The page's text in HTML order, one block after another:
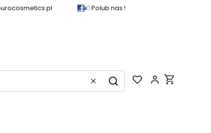
Polub nas !
WyczyśćSzukaj
Produkty w